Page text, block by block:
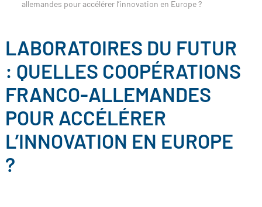
allemandes pour accélérer l’innovation en Europe ?
LABORATOIRES DU FUTUR
: QUELLES COOPÉRATIONS
FRANCO-ALLEMANDES
POUR ACCÉLÉRER
L’INNOVATION EN EUROPE
?